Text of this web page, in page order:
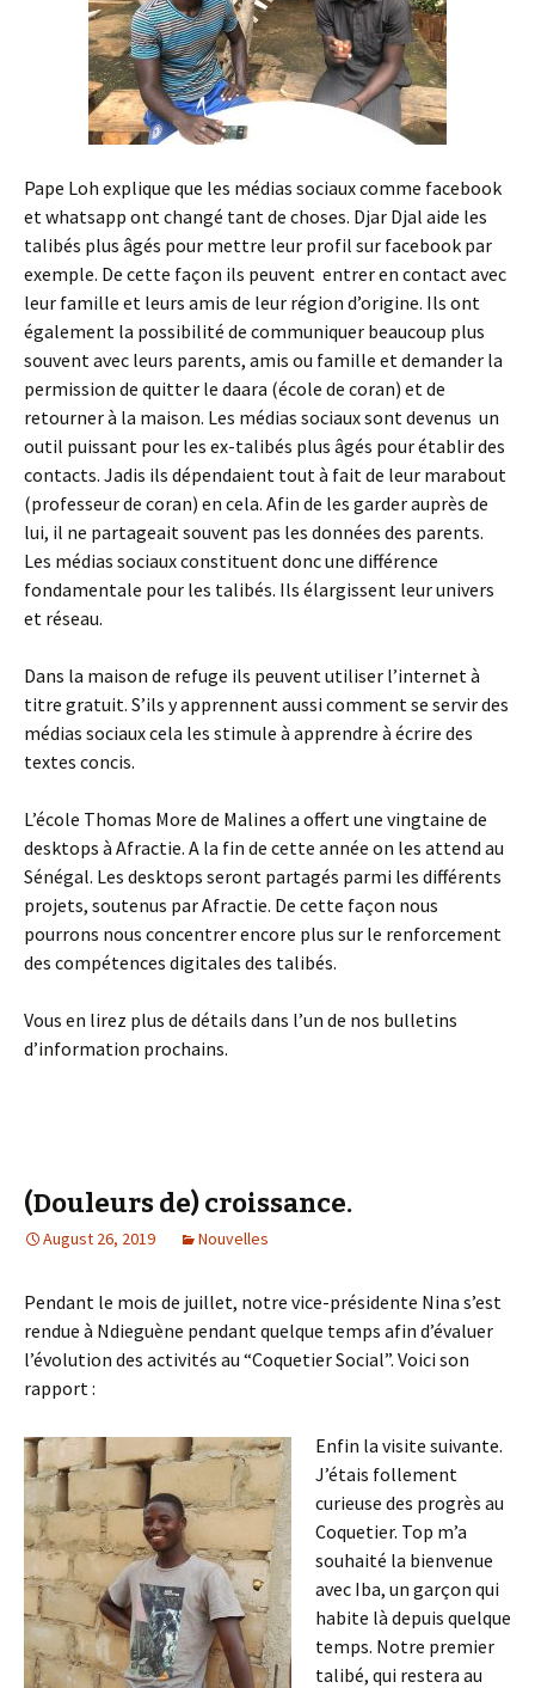
Pape Loh explique que les médias sociaux comme facebook
et whatsapp ont changé tant de choses. Djar Djal aide les
talibés plus âgés pour mettre leur profil sur facebook par
exemple. De cette façon ils peuvent entrer en contact avec
leur famille et leurs amis de leur région d’origine. Ils ont
également la possibilité de communiquer beaucoup plus
souvent avec leurs parents, amis ou famille et demander la
permission de quitter le daara (école de coran) et de
retourner à la maison. Les médias sociaux sont devenus un
outil puissant pour les ex-talibés plus âgés pour établir des
contacts. Jadis ils dépendaient tout à fait de leur marabout
(professeur de coran) en cela. Afin de les garder auprès de
lui, il ne partageait souvent pas les données des parents.
Les médias sociaux constituent donc une différence
fondamentale pour les talibés. Ils élargissent leur univers
et réseau.
Dans la maison de refuge ils peuvent utiliser l’internet à
titre gratuit. S’ils y apprennent aussi comment se servir des
médias sociaux cela les stimule à apprendre à écrire des
textes concis.
L’école Thomas More de Malines a offert une vingtaine de
desktops à Afractie. A la fin de cette année on les attend au
Sénégal. Les desktops seront partagés parmi les différents
projets, soutenus par Afractie. De cette façon nous
pourrons nous concentrer encore plus sur le renforcement
des compétences digitales des talibés.
Vous en lirez plus de détails dans l’un de nos bulletins
d’information prochains.
(Douleurs de) croissance.
August 26, 2019 Nouvelles
Pendant le mois de juillet, notre vice-présidente Nina s’est
rendue à Ndieguène pendant quelque temps afin d’évaluer
l’évolution des activités au “Coquetier Social”. Voici son
rapport :
Enfin la visite suivante.
J’étais follement
curieuse des progrès au
Coquetier. Top m’a
souhaité la bienvenue
avec Iba, un garçon qui
habite là depuis quelque
temps. Notre premier
talibé, qui restera au